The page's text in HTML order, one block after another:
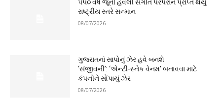
૫૫૦ વર્ષ જૂની હવેલી સંગીત પરંપરાને પ્રાપ્ત થયું
રાષ્ટ્રીય સ્તરે સન્માન
08/07/2026
ગુજરાતનાં સાપોનું ઝેર હવે બનશે
‘સંજીવની’: ‘એન્ટી-સ્નેક વેનમ’ બનાવવા માટે
કંપનીને સોંપાયું ઝેર
08/07/2026